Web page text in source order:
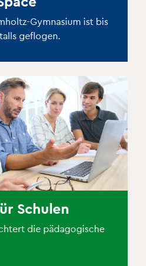
Gymnasium ist bis
geflogen.
Schulen
die pädagogische